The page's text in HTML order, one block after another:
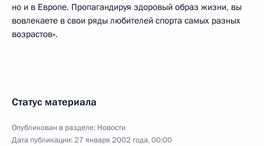
но и в Европе. Пропагандируя здоровый образ жизни, вы
вовлекаете в свои ряды любителей спорта самых разных
возрастов».
Статус материала
Опубликован в разделе: Новости
Дата публикации:27 января 2002 года, 00:00